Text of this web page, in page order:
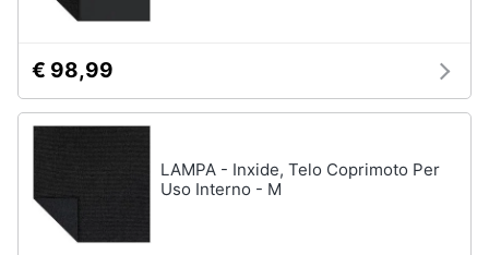
€ 98,99
LAMPA - Inxide, Telo Coprimoto Per
Uso Interno - M